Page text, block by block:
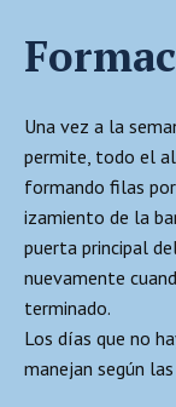
Una vez a la
permite, todo el
formando filas
izamiento de la
puerta principal
nuevamente
terminado.
Los días que no
manejan según